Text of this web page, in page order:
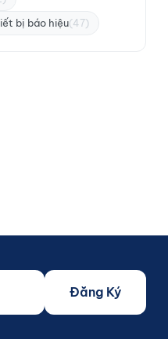
bị báo hiệu(47)
Đăng Ký